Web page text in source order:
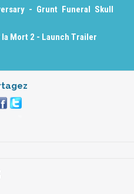
- Grunt Funeral Skull
Mort 2 - Launch Trailer